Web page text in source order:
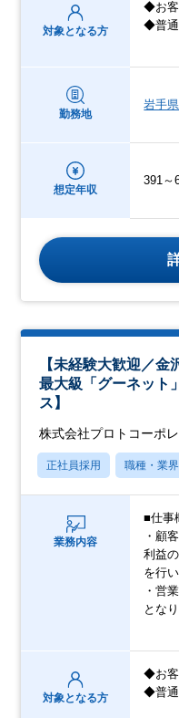
対象となる方
◆お客
◆普通
勤務地
岩手県
想定年収
391～
【未経験大歓迎／
最大級「グーネット
ス】
株式会社プロトコーポ
正社員採用 職種・業
業務内容
■仕事
・顧
利益
を行い
・営
とな
対象となる方
◆お客
◆普通